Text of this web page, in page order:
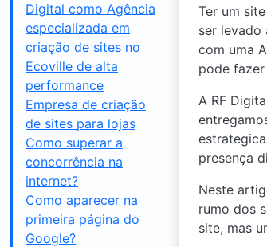
Digital como Agência
especializada em
criação de sites no
Ecoville de alta
performance
Empresa de criação
de sites para lojas
Como superar a
concorrência na
internet?
Como aparecer na
primeira página do
Google?
Ter um
ser levado
com uma
pode
A RF
presença
Neste
rumo dos
site, mas